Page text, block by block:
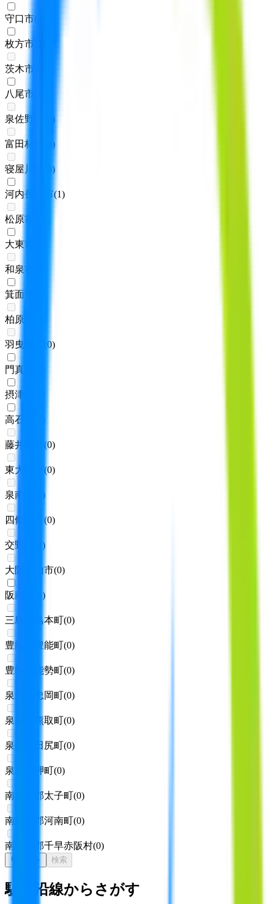
守口市(
枚方市
茨木市
八尾市
泉佐野市 )
富田林市 )
寝屋川市 )
河内長野市(1)
松原市
大東市
和泉市
箕面市
柏原市
羽曳野市 0)
門真市
摂津市
高石市
藤井寺市 (0)
東大阪市 (0)
泉南市 )
四條畷市(0)
交野市 )
大阪狭山市(0)
阪南市 )
三島郡島本町(0)
豊能郡豊能町(0)
豊能郡能勢町(0)
泉北郡忠岡町(0)
泉南郡熊取町(0)
泉南郡田尻町(0)
泉南郡岬町(0)
南河内郡太子町(0)
南河内郡河南町(0)
南河内郡千早赤阪村(0)
リセット 検索
駅・沿線からさがす